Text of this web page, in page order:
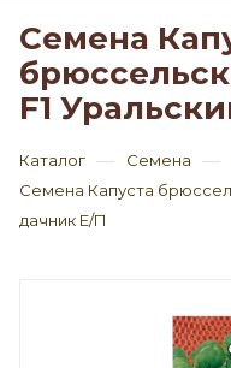
Семена
F1
Каталог — Семена —
Семена Капуста
дачник Е/П